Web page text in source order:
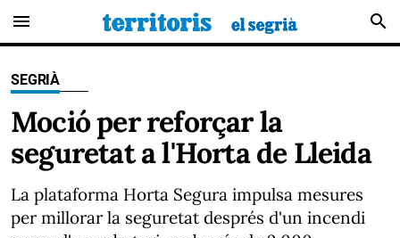
menu search
SEGRIÀ
Moció per reforçar la
seguretat a l'Horta de Lleida
La plataforma Horta Segura impulsa mesures
per millorar la seguretat després d'un incendi